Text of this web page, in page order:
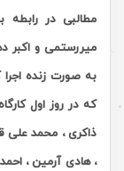
مطالبی در رابطه
میررستمی و اکبر
به صورت زنده اجرا
که در روز اول
ذاکری ، محمد علی
، هادی آرمین ،